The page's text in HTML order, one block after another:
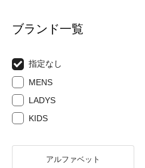
ブランド一覧
指定なし
MENS
LADYS
KIDS
アルファベット